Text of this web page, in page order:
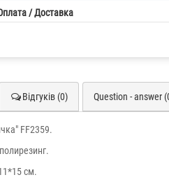
/ Доставка
Відгуків (0) Question - answer
FF2359.
см.